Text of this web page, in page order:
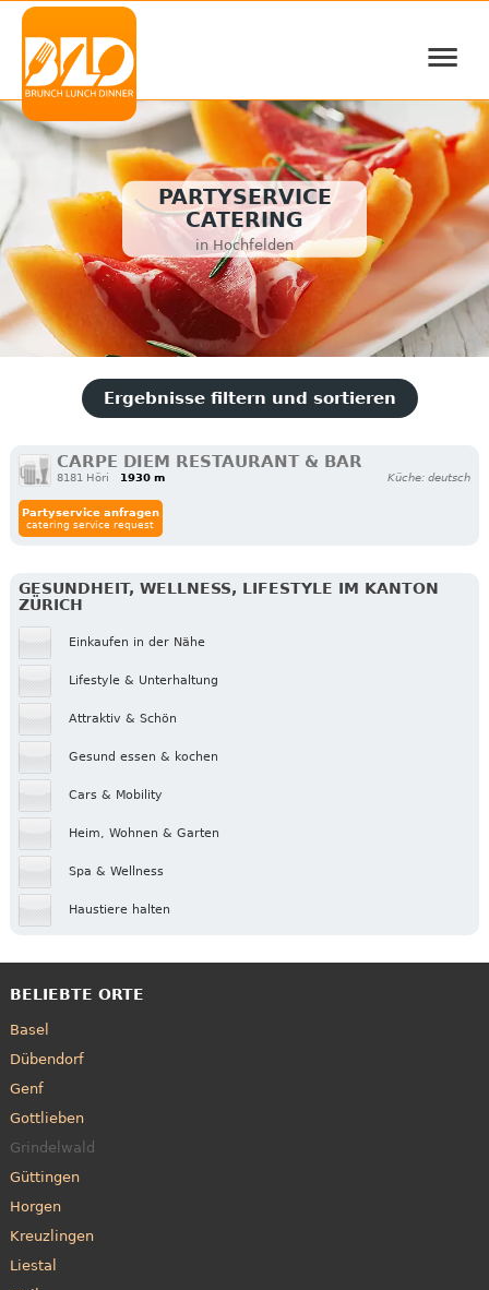
≡
PARTYSERVICE
CATERING
in Hochfelden
Ergebnisse filtern und sortieren
CARPE DIEM RESTAURANT & BAR
8181 Höri 1930 m Küche: deutsch
Partyservice anfragen
catering service request
GESUNDHEIT, WELLNESS, LIFESTYLE IM KANTON
ZÜRICH
Einkaufen in der Nähe
Lifestyle & Unterhaltung
Attraktiv & Schön
Gesund essen & kochen
Cars & Mobility
Heim, Wohnen & Garten
Spa & Wellness
Haustiere halten
BELIEBTE ORTE
Basel
Dübendorf
Genf
Gottlieben
Grindelwald
Güttingen
Horgen
Kreuzlingen
Liestal